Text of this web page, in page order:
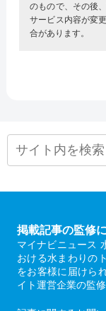
のもので、その後
サービス内容が変
合があります。
掲載記事の監修
マイナビニュース
おける水まわりの
をお客様に届けら
イト運営企業の監